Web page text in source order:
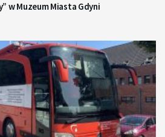
w Muzeum Miasta Gdyni